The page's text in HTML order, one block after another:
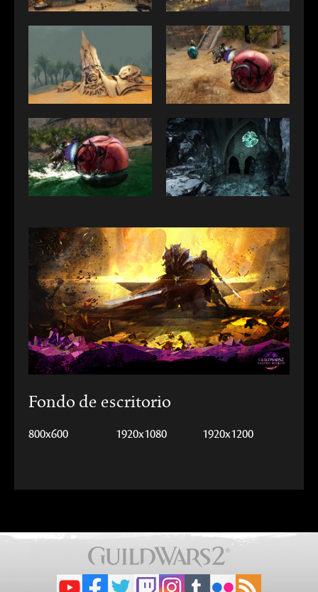
Fondo de escritorio
800x600 1920x1080 1920x1200